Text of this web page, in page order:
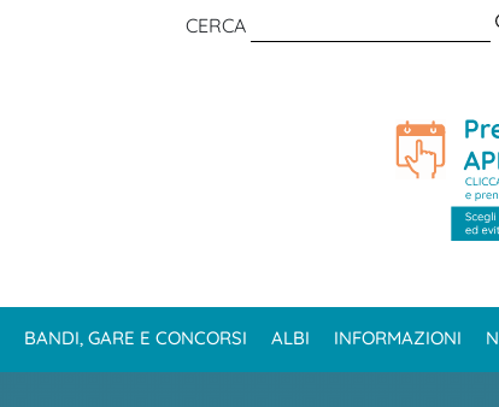
CERCA
BANDI, GARE E CONCORSI ALBI INFORMAZIONI